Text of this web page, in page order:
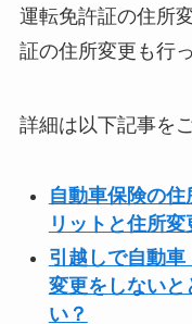
運転免許証の住所
証の住所変更も行
詳細は以下記事を
自動車保険の
リットと住所変
引越しで自動
変更をしない
い？